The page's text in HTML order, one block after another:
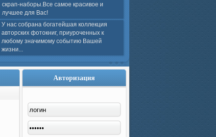
скрап-наборы.Все самое красивое и
лучшее для Вас!
У нас собрана богатейшая коллекция
авторских фотокниг, приуроченных к
любому значимому событию Вашей
жизни...
Авторизация